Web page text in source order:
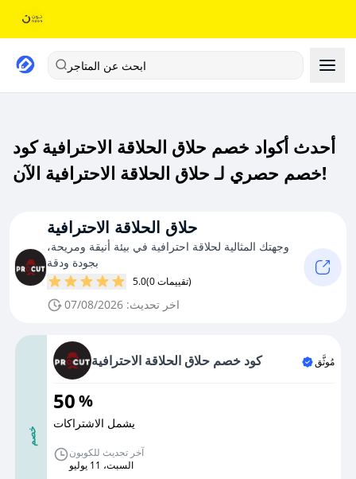
ابحث عن المتاجر
أحدث أكواد خصم حلاق الحلاقة الاحترافية كود
خصم حصري لـ حلاق الحلاقة الاحترافية الآن!
حلاق الحلاقة الاحترافية
وجهتك المثالية لحلاقة احترافية في بيئة أنيقة ومريحة،
بجودة ودقة
5.0 (0 تقييمات)
اخر تحديث: 07/08/2026
خصم
كود خصم حلاق الحلاقة الاحترافية مُوثَّق
50%
يشمل الاشتراكات
آخر تحديث للكوبون
السبت، 11 يوليو